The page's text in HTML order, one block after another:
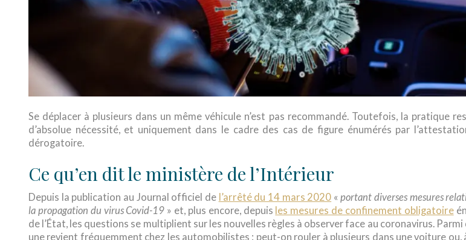
Se déplacer à plusieurs dans un même véhicule n’est pas recommandé. Toutefois, la pratique
d’absolue nécessité, et uniquement dans le cadre des cas de figure énumérés par
dérogatoire.
Ce qu’en dit le ministère de l’Intérieur
Depuis la publication au Journal officiel de l’arrêté du 14 mars 2020 «portant diverses mesures
la propagation du virus Covid-19 » et, plus encore, depuis les mesures de confinement obligatoire
de l’État, les questions se multiplient sur les nouvelles règles à observer face au coronavirus.
une revient fréquemment chez les automobilistes : peut-on rouler à plusieurs dans une voiture ou, à